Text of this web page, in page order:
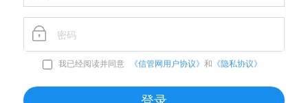
我已经阅读并同意 《信管网用户协议》 和 《隐私协议》